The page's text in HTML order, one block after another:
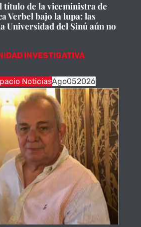
título de la viceministra de
Verbel bajo la lupa: las
Universidad del Sinú aún no
INVESTIGATIVA
NoticiasAgo052026